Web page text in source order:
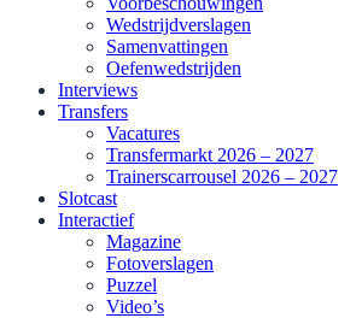
Wedstrijdverslagen
Samenvattingen
Oefenwedstrijden
Interviews
Transfers
Vacatures
Transfermarkt 2026 – 2027
Trainerscarrousel 2026 – 2027
Slotcast
Interactief
Magazine
Fotoverslagen
Puzzel
Video’s